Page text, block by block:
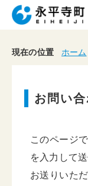
現在の位置 ホーム
お問い
このページ
を入力して
お送りいた